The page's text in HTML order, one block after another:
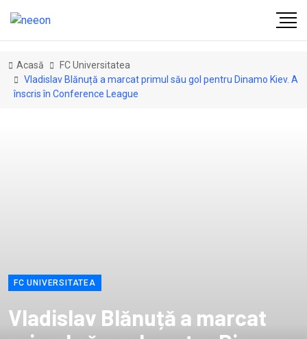
Acasă
FC Universitatea
Vladislav Blănuță a marcat primul său gol pentru Dinamo Kiev. A
înscris în Conference League
FC UNIVERSITATEA
Vladislav Blănuță a marcat